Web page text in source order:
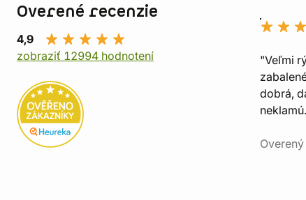
Overené recenzie
4,9
zobraziť 12994 hodnotení
"Veľmi
dobrá,